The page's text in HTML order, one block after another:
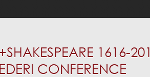
1616-
CONFERENCE